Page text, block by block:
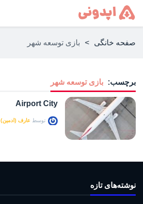
صفحه خانگی > بازی توسعه شهر
برچسب: بازی توسعه شهر
Airport City
توسط عارف (ادمین)
نوشته‌های تازه